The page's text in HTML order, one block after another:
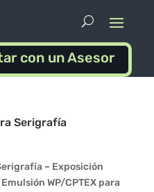
con un Asesor
Serigrafía
– Exposición
WP/CPTEX para